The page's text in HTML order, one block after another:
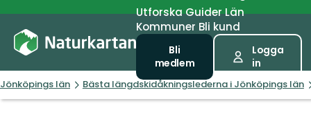
UtforskaGuiderLän
Kommuner Bli kund
Bli
medlem
Logga
in
Jönköpings län Bästa längdskidåkningslederna i Jönköpings län